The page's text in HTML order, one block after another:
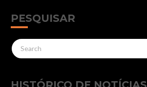
PESQUISAR
Search
for: